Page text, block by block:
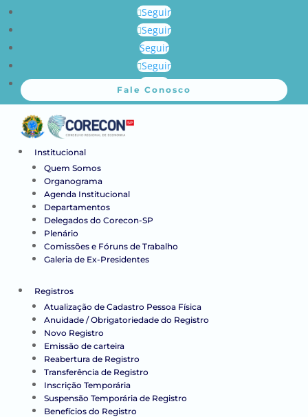
Seguir
Seguir
Seguir
Seguir
Seguir
Fale Conosco
Institucional
Quem Somos
Organograma
Agenda Institucional
Departamentos
Delegados do Corecon-SP
Plenário
Comissões e Fóruns de Trabalho
Galeria de Ex-Presidentes
Registros
Atualização de Cadastro Pessoa Física
Anuidade / Obrigatoriedade do Registro
Novo Registro
Emissão de carteira
Reabertura de Registro
Transferência de Registro
Inscrição Temporária
Suspensão Temporária de Registro
Benefícios do Registro